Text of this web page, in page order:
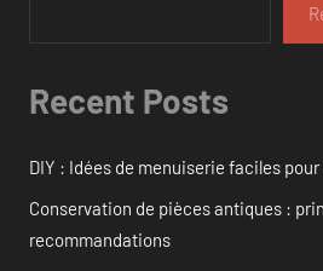
Recent Posts
DIY : Idées de menuiserie faciles
Conservation de pièces antiques :
recommandations